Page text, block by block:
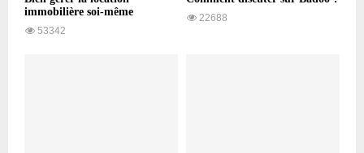
immobilière soi-même
53342
22688